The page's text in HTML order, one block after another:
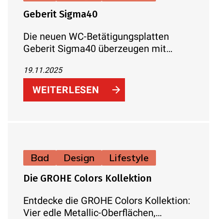
Geberit Sigma40
Die neuen WC-Betätigungsplatten
Geberit Sigma40 überzeugen mit
Materialien, Farbtönen und perfekter
Reinigungsfreundlichkeit – ideal für
Interior Design Liebhaber
19.11.2025
WEITERLESEN
Bad Design Lifestyle
Die GROHE Colors Kollektion
Entdecke die GROHE Colors Kollektion:
Vier edle Metallic-Oberflächen,